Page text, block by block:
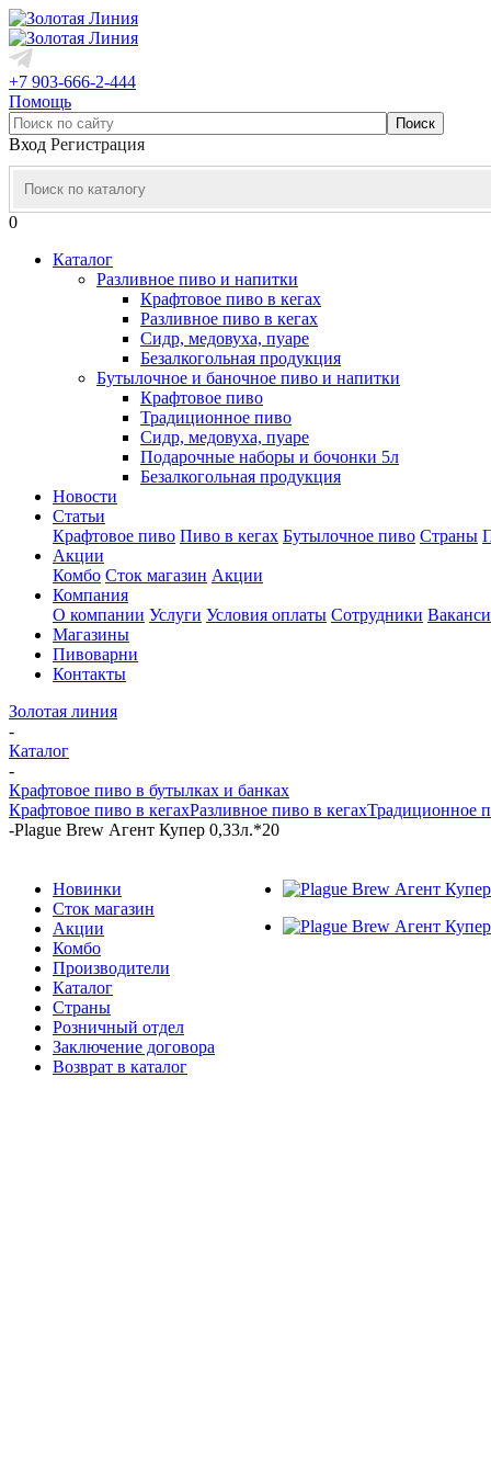
+7 903-666-2-444
Помощь
Вход Регистрация
0
Каталог
Разливное пиво и напитки
Крафтовое пиво в кегах
Разливное пиво в кегах
Сидр, медовуха, пуаре
Безалкогольная продукция
Бутылочное и баночное пиво и напитки
Крафтовое пиво
Традиционное пиво
Сидр, медовуха, пуаре
Подарочные наборы и бочонки 5л
Безалкогольная продукция
Новости
Статьи
Крафтовое пиво Пиво в кегах Бутылочное пиво Страны
Акции
Комбо Сток магазин Акции
Компания
О компании Услуги Условия оплаты Сотрудники
Магазины
Пивоварни
Контакты
Золотая линия
-
Каталог
-
Крафтовое пиво в бутылках и банках
Крафтовое пиво в кегахРазливное пиво в кегахТрадиционное
-Plague Brew Агент Купер 0,33л.*20
Новинки
Сток магазин
Акции
Комбо
Производители
Каталог
Страны
Розничный отдел
Заключение договора
Возврат в каталог